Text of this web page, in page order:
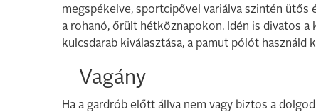
megspékelve, sportcipővel variálva szintén ütős
a rohanó, őrült hétköznapokon. Idén is divatos
kulcsdarab kiválasztása, a pamut pólót használd
Vagány
Ha a gardrób előtt állva nem vagy biztos a